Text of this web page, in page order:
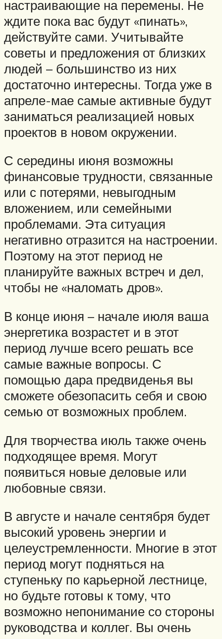
настраивающие на перемены. Не
ждите пока вас будут «пинать»,
действуйте сами. Учитывайте
советы и предложения от близких
людей – большинство из них
достаточно интересны. Тогда уже в
апреле-мае самые активные будут
заниматься реализацией новых
проектов в новом окружении.
С середины июня возможны
финансовые трудности, связанные
или с потерями, невыгодным
вложением, или семейными
проблемами. Эта ситуация
негативно отразится на настроении.
Поэтому на этот период не
планируйте важных встреч и дел,
чтобы не «наломать дров».
В конце июня – начале июля ваша
энергетика возрастет и в этот
период лучше всего решать все
самые важные вопросы. С
помощью дара предвиденья вы
сможете обезопасить себя и свою
семью от возможных проблем.
Для творчества июль также очень
подходящее время. Могут
появиться новые деловые или
любовные связи.
В августе и начале сентября будет
высокий уровень энергии и
целеустремленности. Многие в этот
период могут подняться на
ступеньку по карьерной лестнице,
но будьте готовы к тому, что
возможно непонимание со стороны
руководства и коллег. Вы очень